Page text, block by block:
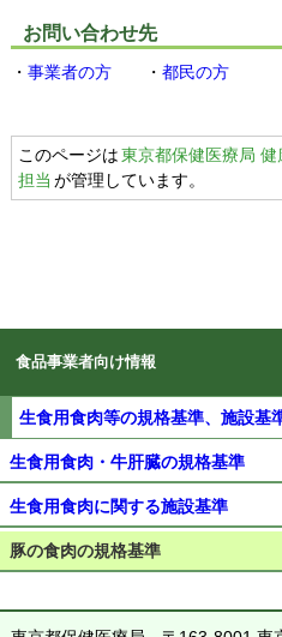
お問い合わせ先
・ 事業者の方・ 都民の方
このページは東京都保健医療局
担当 が管理しています。
食品事業者向け情報
生食用食肉等の規格基準、施設基
生食用食肉・牛肝臓の規格基準
生食用食肉に関する施設基準
豚の食肉の規格基準